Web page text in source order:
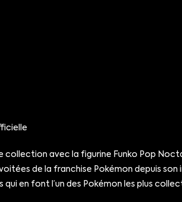
avec la figurine Funko Pop
de la franchise Pokémon depuis
en font l’un des Pokémon les plus